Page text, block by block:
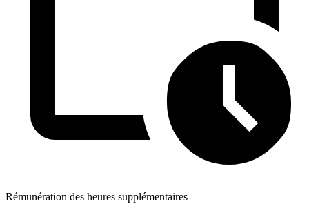
Rémunération des heures supplémentaires